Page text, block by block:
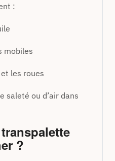
:
mobiles
les roues
saleté ou d’air dans
?